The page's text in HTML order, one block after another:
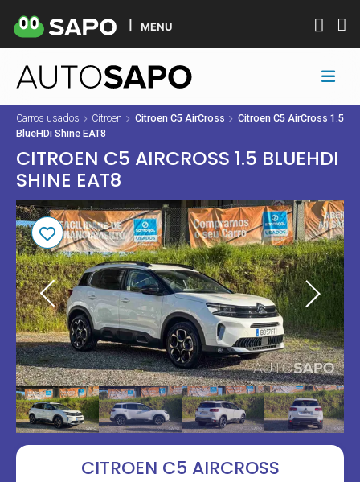
MENU
Carros usados Citroen Citroen C5 AirCross
Citroen C5 AirCross 1.5
BlueHDi Shine EAT8
CITROEN C5 AIRCROSS 1.5 BLUEHDI
SHINE EAT8
CITROEN C5 AIRCROSS